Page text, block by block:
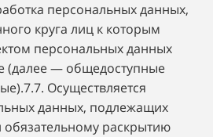
персональных данных,
круга лиц к которым
персональных данных
(далее — общедоступные
Осуществляется
данных, подлежащих
раскрытию